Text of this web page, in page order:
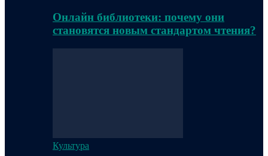
Онлайн библиотеки: почему они
становятся новым стандартом чтения?
Культура